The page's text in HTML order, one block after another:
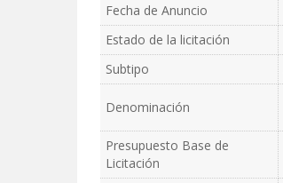
Fecha de Anuncio
Estado de la licitación
Subtipo
Denominación
Presupuesto Base de
Licitación